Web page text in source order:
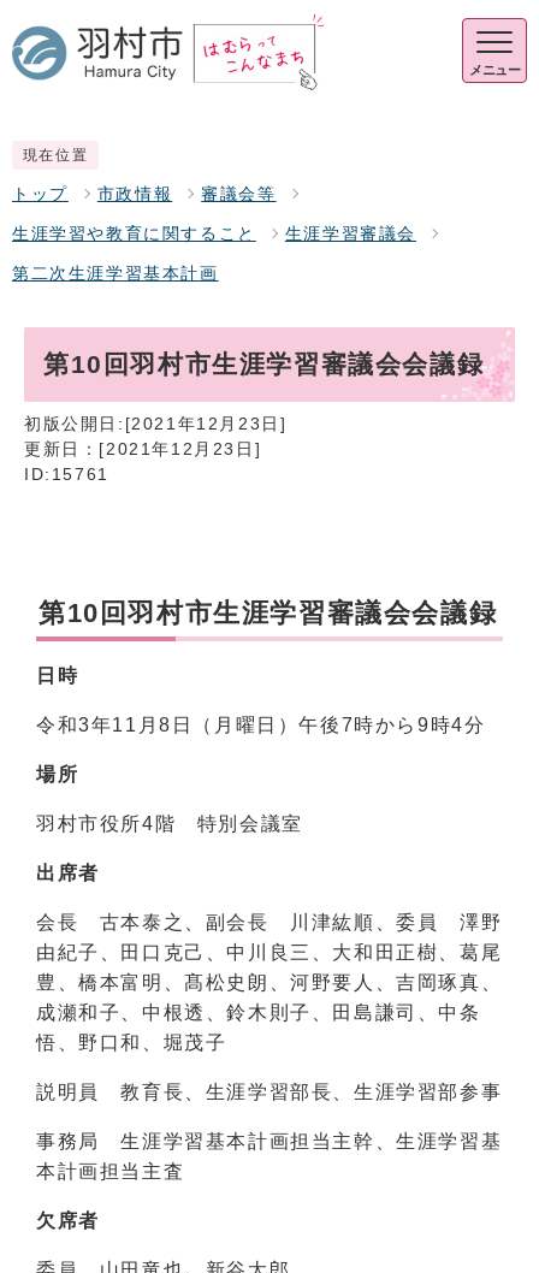
メニュー
現在位置
トップ 市政情報 審議会等
生涯学習や教育に関すること 生涯学習審議会
第二次生涯学習基本計画
第10回羽村市生涯学習審議会会議録
初版公開日:[2021年12月23日]
更新日：[2021年12月23日]
ID:15761
第10回羽村市生涯学習審議会会議録
日時
令和3年11月8日（月曜日）午後7時から9時4分
場所
羽村市役所4階 特別会議室
出席者
会長 古本泰之、副会長 川津紘順、委員 澤野
由紀子、田口克己、中川良三、大和田正樹、葛尾
豊、橋本富明、髙松史朗、河野要人、吉岡琢真、
成瀬和子、中根透、鈴木則子、田島謙司、中条
悟、野口和、堀茂子
説明員 教育長、生涯学習部長、生涯学習部参事
事務局 生涯学習基本計画担当主幹、生涯学習基
本計画担当主査
欠席者